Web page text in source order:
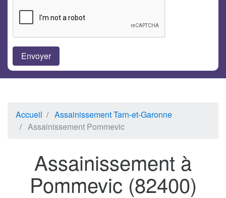
Accueil
Assainissement Tarn-et-Garonne
Assainissement Pommevic
Assainissement à
Pommevic (82400)